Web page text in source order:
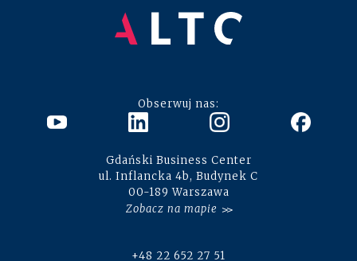
Obserwuj nas:
Gdański Business Center
ul. Inflancka 4b, Budynek C
00-189 Warszawa
Zobacz na mapie
+48 22 652 27 51